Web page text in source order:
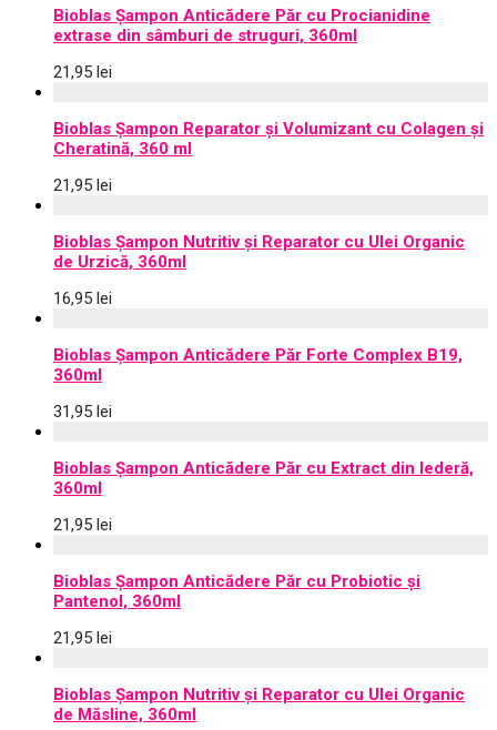
Bioblas Șampon Anticădere Păr cu Procianidine
extrase din sâmburi de struguri, 360ml
21,95 lei
Bioblas Șampon Reparator și Volumizant cu Colagen și
Cheratină, 360 ml
21,95 lei
Bioblas Șampon Nutritiv și Reparator cu Ulei Organic
de Urzică, 360ml
16,95 lei
Bioblas Șampon Anticădere Păr Forte Complex B19,
360ml
31,95 lei
Bioblas Șampon Anticădere Păr cu Extract din Iederă,
360ml
21,95 lei
Bioblas Șampon Anticădere Păr cu Probiotic și
Pantenol, 360ml
21,95 lei
Bioblas Șampon Nutritiv și Reparator cu Ulei Organic
de Măsline, 360ml